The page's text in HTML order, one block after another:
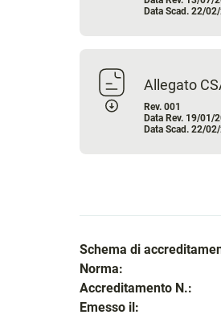
Data Scad. 22/
Allegato
Rev. 001
Data Rev. 19/01/
Data Scad. 22/
Schema di
Norma:
Accreditamento N.:
Emesso il: